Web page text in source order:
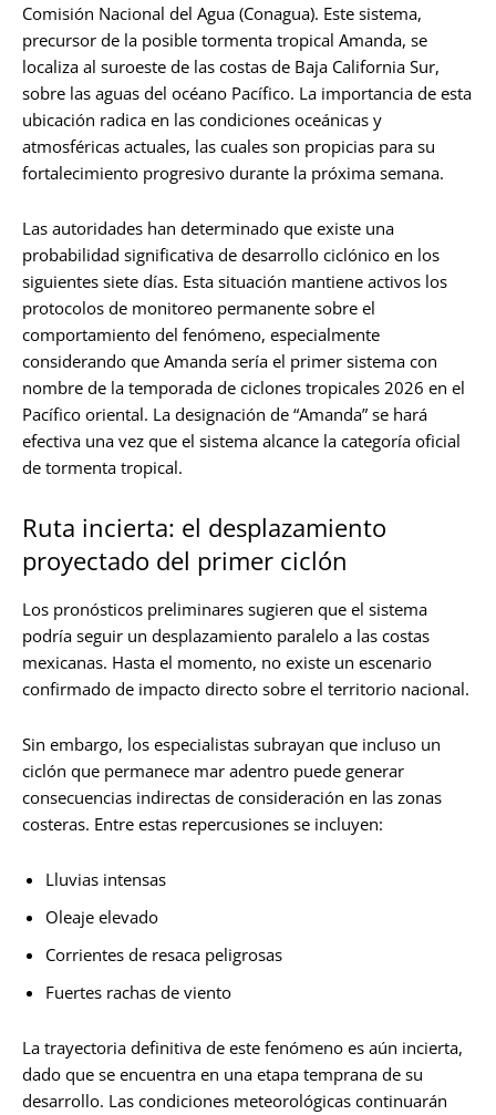
Comisión Nacional del Agua (Conagua). Este sistema,
precursor de la posible tormenta tropical Amanda, se
localiza al suroeste de las costas de Baja California Sur,
sobre las aguas del océano Pacífico. La importancia de esta
ubicación radica en las condiciones oceánicas y
atmosféricas actuales, las cuales son propicias para su
fortalecimiento progresivo durante la próxima semana.
Las autoridades han determinado que existe una
probabilidad significativa de desarrollo ciclónico en los
siguientes siete días. Esta situación mantiene activos los
protocolos de monitoreo permanente sobre el
comportamiento del fenómeno, especialmente
considerando que Amanda sería el primer sistema con
nombre de la temporada de ciclones tropicales 2026 en el
Pacífico oriental. La designación de “Amanda” se hará
efectiva una vez que el sistema alcance la categoría oficial
de tormenta tropical.
Ruta incierta: el desplazamiento
proyectado del primer ciclón
Los pronósticos preliminares sugieren que el sistema
podría seguir un desplazamiento paralelo a las costas
mexicanas. Hasta el momento, no existe un escenario
confirmado de impacto directo sobre el territorio nacional.
Sin embargo, los especialistas subrayan que incluso un
ciclón que permanece mar adentro puede generar
consecuencias indirectas de consideración en las zonas
costeras. Entre estas repercusiones se incluyen:
Lluvias intensas
Oleaje elevado
Corrientes de resaca peligrosas
Fuertes rachas de viento
La trayectoria definitiva de este fenómeno es aún incierta,
dado que se encuentra en una etapa temprana de su
desarrollo. Las condiciones meteorológicas continuarán